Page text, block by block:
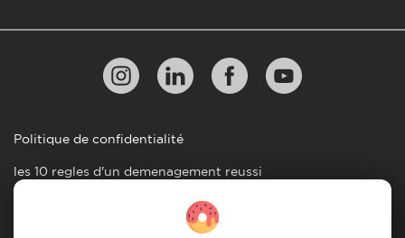
Politique de confidentialité
les 10 regles d'un demenagement reussi
Lignes directrices en matiere de paiement